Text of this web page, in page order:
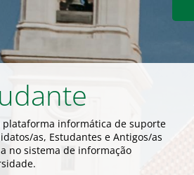
plataforma informática de suporte
as, Estudantes e Antigos/as
no sistema de informação